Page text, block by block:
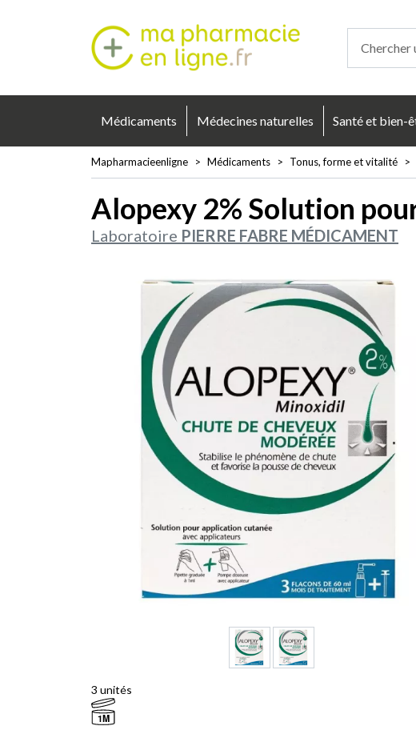
Médicaments Médecines naturelles Santé et bien-
Mapharmacieenligne Médicaments Tonus, forme et vitalité
Alopexy 2% Solution
Laboratoire PIERRE FABRE MÉDICAMENT
3 unités
1M